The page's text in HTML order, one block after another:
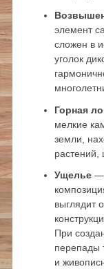
элемент
сложен в
уголок
Горная
мелкие
земли,
растений,
Ущелье—
выглядит
При
перепады
и